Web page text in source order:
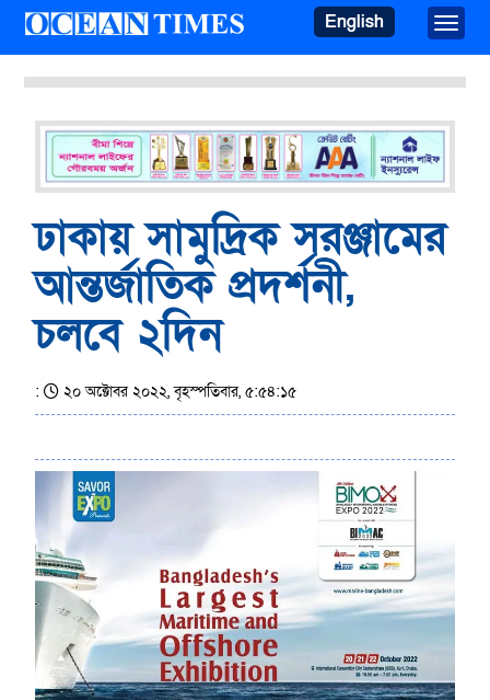
English
ঢাকায় সামুদ্রিক সরঞ্জামের
আন্তর্জাতিক প্রদর্শনী,
চলবে ২দিন
: ২০ অক্টোবর ২০২২, বৃহস্পতিবার, ৫:৫৪:১৫